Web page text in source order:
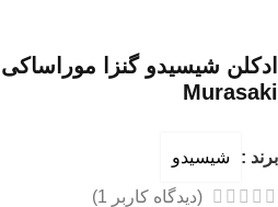
Murasaki
برند : شیسیدو
(دیدگاه کاربر 1
)